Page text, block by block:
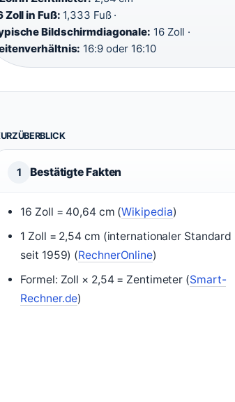
Zoll in Fuß: 1,333 Fuß ·
Bildschirmdiagonale: 16 Zoll ·
16:9 oder 16:10
1 Bestätigte Fakten
16 Zoll = 40,64 cm (Wikipedia)
1 Zoll = 2,54 cm (internationaler Standard
seit 1959) (RechnerOnline)
Formel: Zoll × 2,54 = Zentimeter (Smart-
Rechner.de)